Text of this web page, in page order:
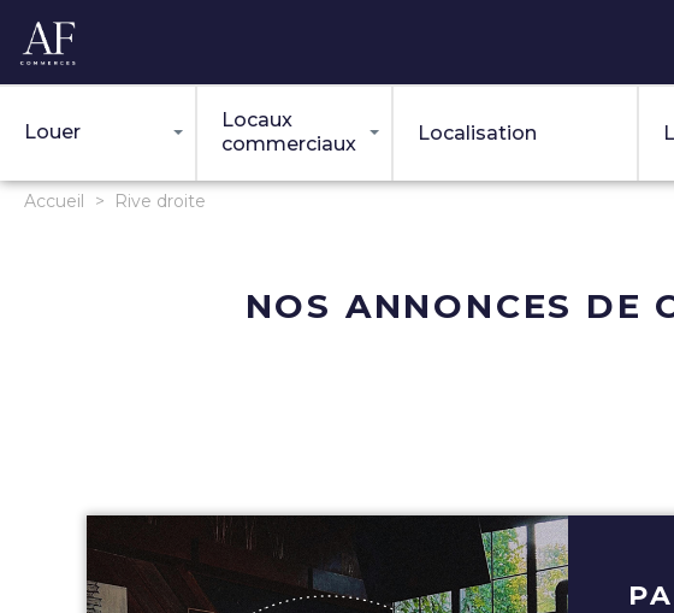
Louer
Locaux
commerciaux
Localisation
Accueil > Rive droite
NOS ANNONCES DE